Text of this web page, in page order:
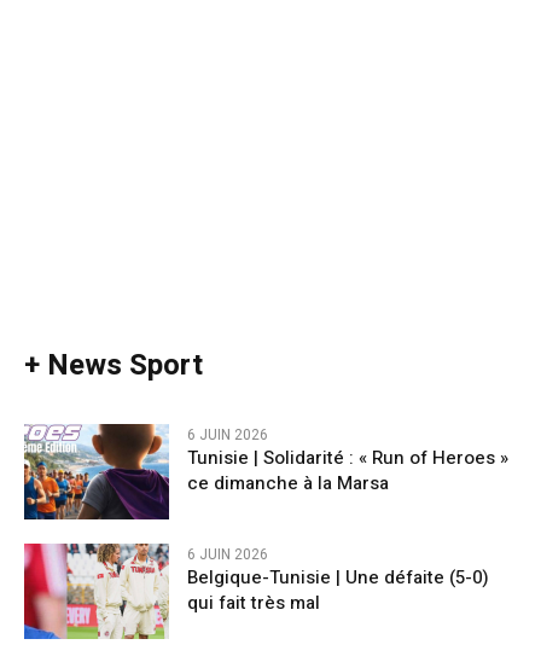
+ News Sport
6 JUIN 2026
Tunisie | Solidarité : « Run of Heroes »
ce dimanche à la Marsa
6 JUIN 2026
Belgique-Tunisie | Une défaite (5-0)
qui fait très mal